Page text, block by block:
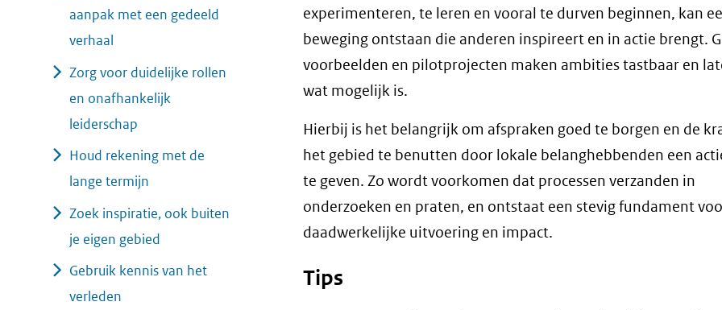
experimenteren, te leren en vooral te durven beginnen, kan
beweging ontstaan die anderen inspireert en in actie brengt.
voorbeelden en pilotprojecten maken ambities tastbaar en
wat mogelijk is.
Hierbij is het belangrijk om afspraken goed te borgen en de
het gebied te benutten door lokale belanghebbenden een
te geven. Zo wordt voorkomen dat processen verzanden in
onderzoeken en praten, en ontstaat een stevig fundament
daadwerkelijke uitvoering en impact.
Tips
aanpak met een gedeeld
verhaal
Zorg voor duidelijke rollen
en onafhankelijk
leiderschap
Houd rekening met de
lange termijn
Zoek inspiratie, ook buiten
je eigen gebied
Gebruik kennis van het
verleden